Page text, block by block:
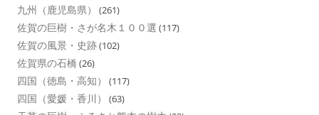
九州（鹿児島県） (261)
佐賀の巨樹・さが名木１００選 (117)
佐賀の風景・史跡(102)
佐賀県の石橋 (26)
四国（徳島・高知） (117)
四国（愛媛・香川） (63)